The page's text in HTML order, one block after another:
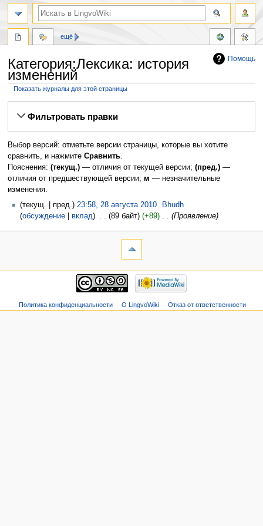
Помощь
Категория:Лексика: история
изменений
Показать журналы для этой страницы
Фильтровать правки
Выбор версий: отметьте версии страницы, которые вы хотите
сравнить, и нажмите Сравнить.
Пояснения: (текущ.)— отличия от текущей версии; (пред.)—
отличия от предшествующей версии; м — незначительные
изменения.
текущ.
пред. 23:58, 28 августа 2010
Bhudh
обсуждение
вклад 89 байт +89 ‎ Проявление
ещё
Политика конфиденциальности О LingvoWiki Отказ от ответственности